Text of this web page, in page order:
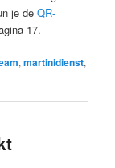
je deQR-
17.
,martinidienst,